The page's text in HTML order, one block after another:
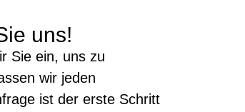
uns!
Sie ein, uns zu
wir jeden
ist der erste Schritt